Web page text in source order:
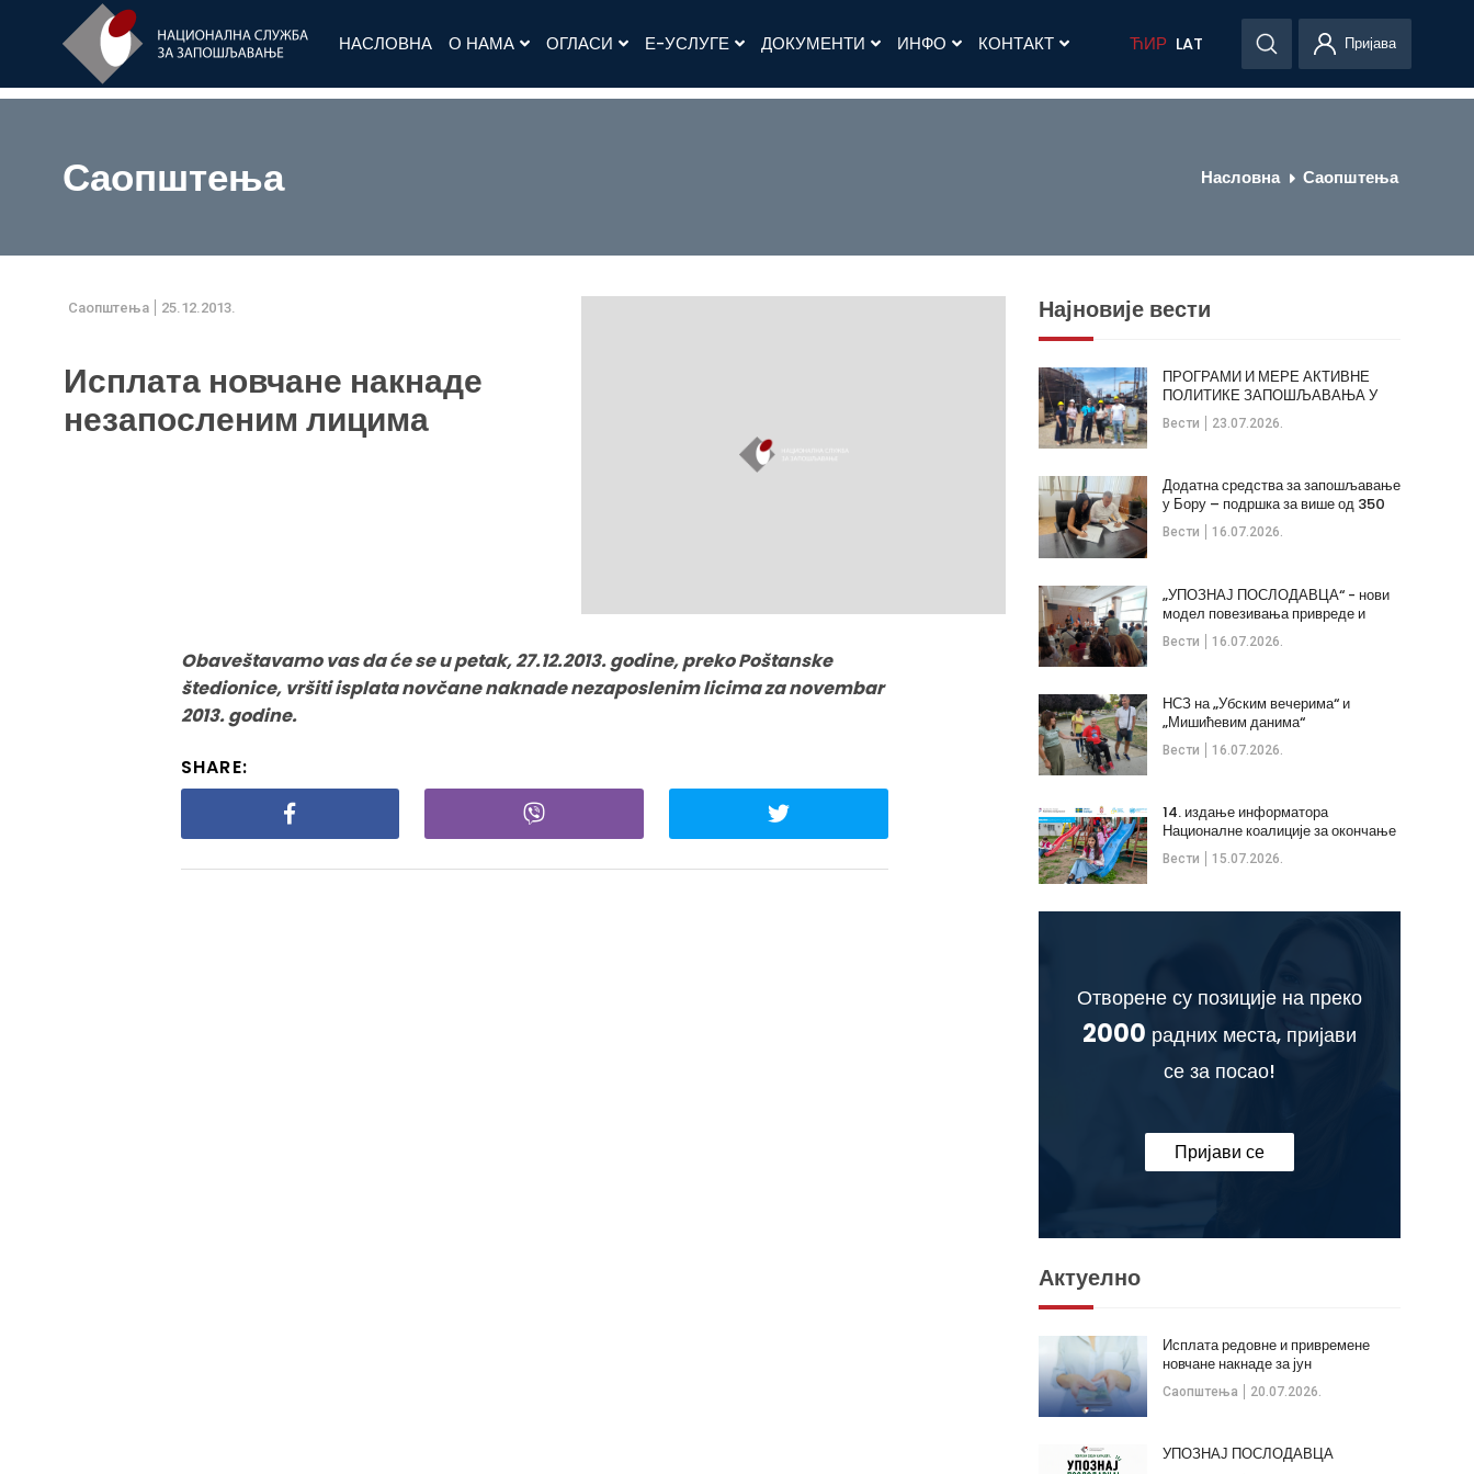
НАСЛОВНА О НАМА ОГЛАСИ Е-УСЛУГЕ ДОКУМЕНТИ ИНФО КОНТАКТ ЋИР LAT Пријава
Саопштења Насловна Саопштења
Саопштења 25.12.2013.
Исплата новчане накнаде
незапосленим лицима
Obaveštavamo vas da će se u petak, 27.12.2013. godine, preko Poštanske
štedionice, vršiti isplata novčane naknade nezaposlenim licima za novembar
2013. godine.
SHARE:
Најновије вести
Вести 23.07.2026.
ПРОГРАМИ И МЕРЕ АКТИВНЕ
ПОЛИТИКЕ ЗАПОШЉАВАЊА У
ОПШТИНИ КЛАДОВО
Вести 16.07.2026.
Додатна средства за запошљавање
у Бору – подршка за више од 350
незапослених
Вести 16.07.2026.
„УПОЗНАЈ ПОСЛОДАВЦА“ - нови
модел повезивања привреде и
стручних кадрова
Вести 16.07.2026.
НСЗ на „Убским вечерима“ и
„Мишићевим данима“
Вести 15.07.2026.
14. издање информатора
Националне коалиције за окончање
дечијих бракова
Отворене су позиције на преко
2000 радних места, пријави
се за посао!
Пријави се
Актуелно
Саопштења 20.07.2026.
Исплата редовне и привремене
новчане накнаде за јун
УПОЗНАЈ ПОСЛОДАВЦА